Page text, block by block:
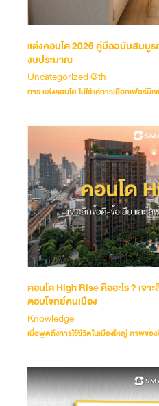
แต่งคอนโด 2026 คู่มือฉบับสมบูร
งบประมาณ
Uncategorized @th
การ แต่งคอนโด ไม่ใช่แค่การเลือกเฟอร์นิ
คอนโด High Rise คืออะไร ? เจ
ตอบโจทย์คนเมือง
Knowledge
เมื่อพูดถึงการใช้ชีวิตในเมืองใหญ่ ภาพข